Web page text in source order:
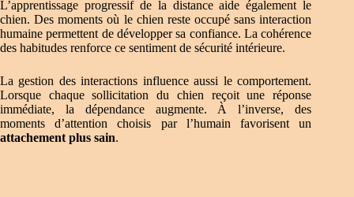
L’apprentissage progressif de la distance aide également le
chien. Des moments où le chien reste occupé sans interaction
humaine permettent de développer sa confiance. La cohérence
des habitudes renforce ce sentiment de sécurité intérieure.
La gestion des interactions influence aussi le comportement.
Lorsque chaque sollicitation du chien reçoit une réponse
immédiate, la dépendance augmente. À l’inverse, des
moments d’attention choisis par l’humain favorisent un
attachement plus sain.